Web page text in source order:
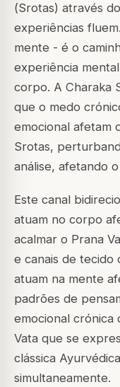
(Srotas) através
experiências fluem.
mente - é o
experiência
corpo. A Charaka
que o medo
emocional afetam
Srotas,
análise, afetando
Este canal
atuam no corpo
acalmar o Prana
e canais de tecido
atuam na mente
padrões de
emocional crónica
Vata que se
clássica
simultaneamente.